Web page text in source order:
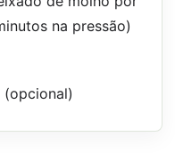
na pressão)